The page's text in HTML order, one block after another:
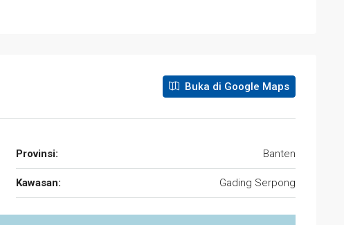
Buka di Google Maps
Provinsi: Banten
Kawasan: Gading Serpong